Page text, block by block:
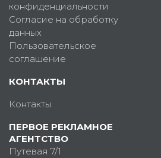
конфиденциальности
Согласие на обработку
данных
Пользовательское
соглашение
КОНТАКТЫ
Контакты
ПЕРВОЕ РЕКЛАМНОЕ
АГЕНТСТВО
Путевая 7/1